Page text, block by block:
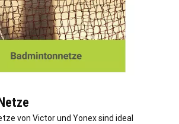
von Victor und Yonex sind ideal